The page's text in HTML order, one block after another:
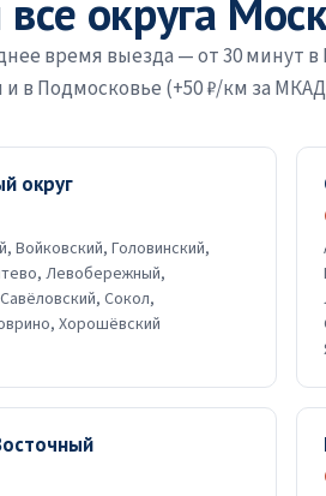
округа
время выезда — от 30 минут в
в Подмосковье (+50 ₽/км за
округ
Войковский, Головинский,
Левобережный,
Сокол,
Хорошёвский